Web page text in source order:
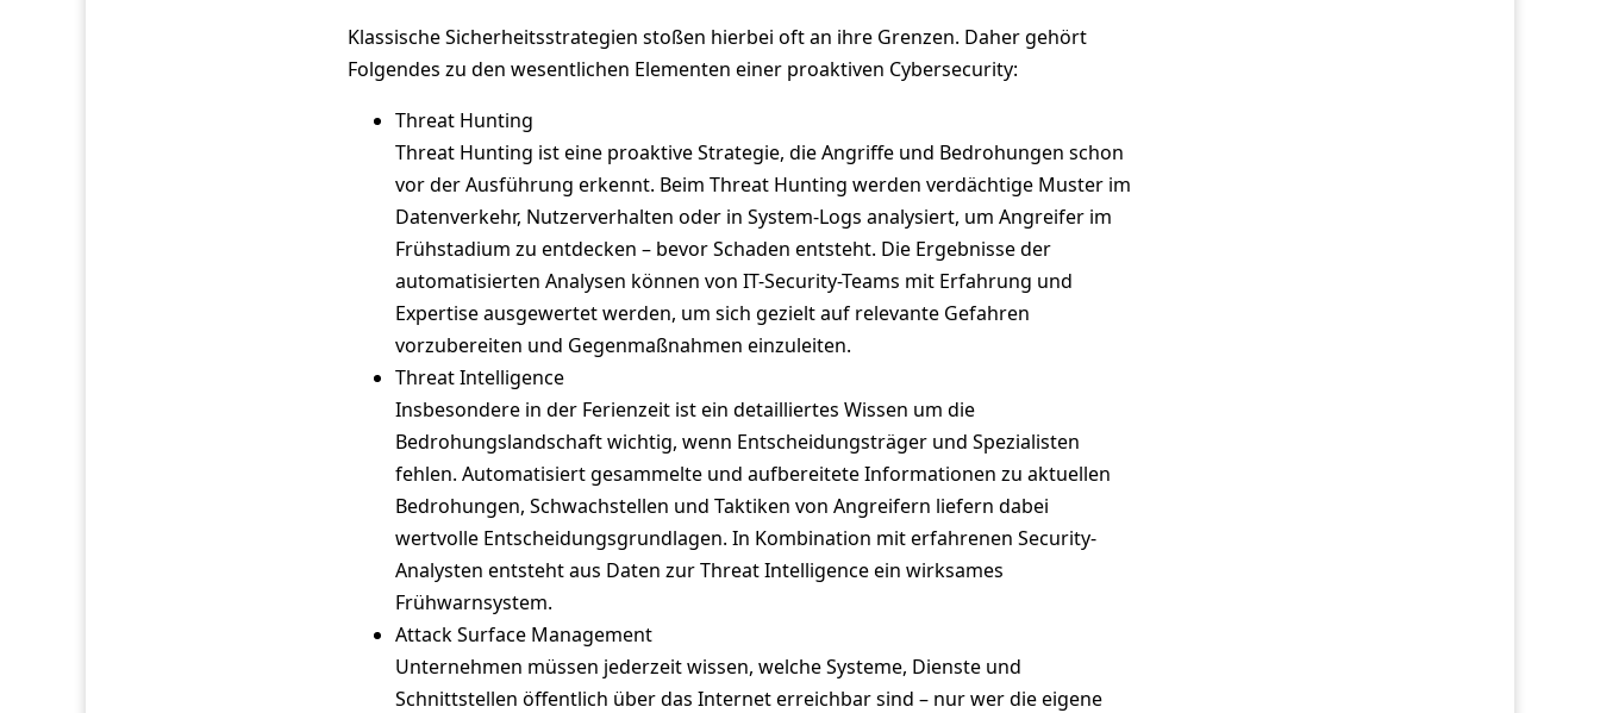
Klassische Sicherheitsstrategien stoßen hierbei oft an ihre Grenzen. Daher gehört
Folgendes zu den wesentlichen Elementen einer proaktiven Cybersecurity:
Threat Hunting
Threat Hunting ist eine proaktive Strategie, die Angriffe und Bedrohungen schon
vor der Ausführung erkennt. Beim Threat Hunting werden verdächtige Muster im
Datenverkehr, Nutzerverhalten oder in System-Logs analysiert, um Angreifer im
Frühstadium zu entdecken – bevor Schaden entsteht. Die Ergebnisse der
automatisierten Analysen können von IT-Security-Teams mit Erfahrung und
Expertise ausgewertet werden, um sich gezielt auf relevante Gefahren
vorzubereiten und Gegenmaßnahmen einzuleiten.
Threat Intelligence
Insbesondere in der Ferienzeit ist ein detailliertes Wissen um die
Bedrohungslandschaft wichtig, wenn Entscheidungsträger und Spezialisten
fehlen. Automatisiert gesammelte und aufbereitete Informationen zu aktuellen
Bedrohungen, Schwachstellen und Taktiken von Angreifern liefern dabei
wertvolle Entscheidungsgrundlagen. In Kombination mit erfahrenen Security-
Analysten entsteht aus Daten zur Threat Intelligence ein wirksames
Frühwarnsystem.
Attack Surface Management
Unternehmen müssen jederzeit wissen, welche Systeme, Dienste und
Schnittstellen öffentlich über das Internet erreichbar sind – nur wer die eigene